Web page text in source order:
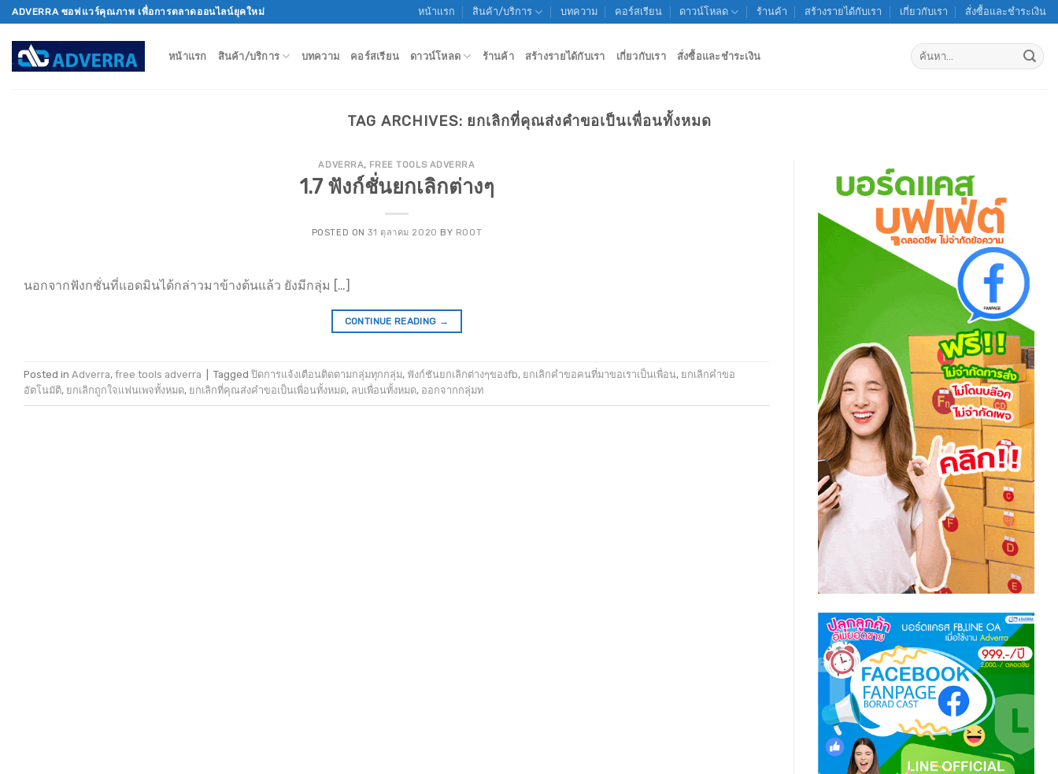
Skip
to
content
ADVERRA ซอฟแวร์คุณภาพ เพื่อการตลาดออนไลน์ยุคใหม่ หน้าแรก สินค้า/บริการ บทความ คอร์สเรียน ดาวน์โหลด ร้านค้า สร้างรายได้กับเรา เกี่ยวกับเรา สั่งซื้อและชำระเงิน
หน้าแรก สินค้า/บริการ บทความ คอร์สเรียน ดาวน์โหลด ร้านค้า สร้างรายได้กับเรา เกี่ยวกับเรา สั่งซื้อและชำระเงิน
ค้นหา:
TAG ARCHIVES: ยกเลิกที่คุณส่งคำขอเป็นเพื่อนทั้งหมด
ADVERRA, FREE TOOLS ADVERRA
1.7 ฟังก์ชั่นยกเลิกต่างๆ
POSTED ON31 ตุลาคม 2020 BY ROOT
นอกจากฟังกชั่นที่แอดมินได้กล่าวมาข้างต้นแล้ว ยังมีกลุ่ม […]
CONTINUE READING →
Posted in Adverra, free tools adverra Tagged ปิดการแจ้งเตือนติดตามกลุ่มทุกกลุ่ม, ฟังก์ชันยกเลิกต่างๆของfb, ยกเลิกคำขอคนที่มาขอเราเป็นเพื่อน, ยกเลิกคำขอ
อัตโนมัติ, ยกเลิกถูกใจแฟนเพจทั้งหมด, ยกเลิกที่คุณส่งคำขอเป็นเพื่อนทั้งหมด, ลบเพื่อนทั้งหมด, ออกจากกลุ่มท